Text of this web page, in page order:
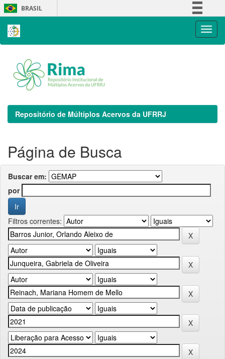
Skip
navigation
BRASIL
Repositório de Múltiplos Acervos da UFRRJ
Página de Busca
Buscar em:
por
Filtros correntes: